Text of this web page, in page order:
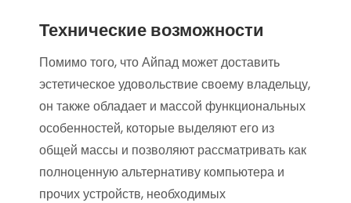
Технические возможности
Помимо того, что Айпад может доставить
эстетическое удовольствие своему владельцу,
он также обладает и массой функциональных
особенностей, которые выделяют его из
общей массы и позволяют рассматривать как
полноценную альтернативу компьютера и
прочих устройств, необходимых